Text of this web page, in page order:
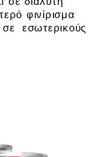
φινίρισμα
εσωτερικούς